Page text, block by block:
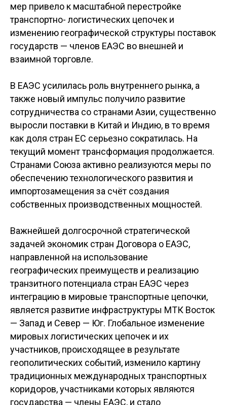
мер привело к масштабной перестройке
транспортно- логистических цепочек и
изменению географической структуры поставок
государств — членов ЕАЭС во внешней и
взаимной торговле.
В ЕАЭС усилилась роль внутреннего рынка, а
также новый импульс получило развитие
сотрудничества со странами Азии, существенно
выросли поставки в Китай и Индию, в то время
как доля стран ЕС серьезно сократилась. На
текущий момент трансформация продолжается.
Странами Союза активно реализуются меры по
обеспечению технологического развития и
импортозамещения за счёт создания
собственных производственных мощностей.
Важнейшей долгосрочной стратегической
задачей экономик стран Договора о ЕАЭС,
направленной на использование
географических преимуществ и реализацию
транзитного потенциала стран ЕАЭС через
интеграцию в мировые транспортные цепочки,
является развитие инфраструктуры МТК Восток
— Запад и Север — Юг. Глобальное изменение
мировых логистических цепочек и их
участников, происходящее в результате
геополитических событий, изменило картину
традиционных международных транспортных
коридоров, участниками которых являются
государства — члены ЕАЭС, и стало